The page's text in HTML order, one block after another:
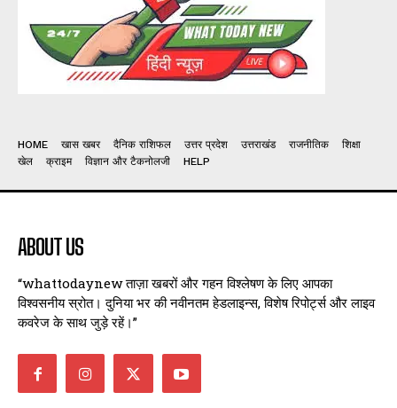
HOME खास खबर दैनिक राशिफल उत्तर प्रदेश उत्तराखंड राजनीतिक
शिक्षा
खेल
क्राइम विज्ञान और टैकनोलजी HELP
ABOUT US
“whattodaynew ताज़ा खबरों और गहन विश्लेषण के लिए आपका
विश्वसनीय स्रोत। दुनिया भर की नवीनतम हेडलाइन्स, विशेष रिपोर्ट्स और लाइव
कवरेज के साथ जुड़े रहें।”